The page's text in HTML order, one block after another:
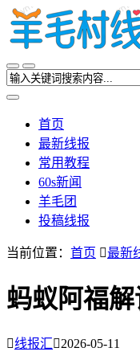
首页
最新线报
常用教程
60s新闻
羊毛团
投稿线报
当前位置： 首页 最新
蚂蚁阿福
线报汇2026-05-11